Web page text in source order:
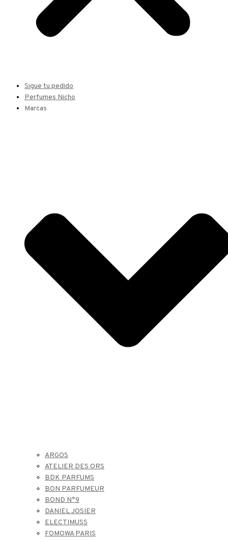
Sigue tu pedido
Perfumes Nicho
Marcas
ARGOS
ATELIER DES ORS
BDK PARFUMS
BON PARFUMEUR
BOND N°9
DANIEL JOSIER
ELECTIMUSS
FOMOWA PARIS